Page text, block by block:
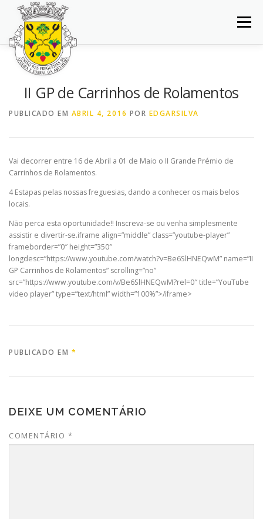
Saltar
conteúdo
Menu
INÍCIO JUNTA DE FREGUESIA
BALCÃO VIRTUAL NOTÍCIAS MAPA
II GP de Carrinhos de Rolamentos
PUBLICADO EM ABRIL 4, 2016 POR EDGARSILVA
Vai decorrer entre 16 de Abril a 01 de Maio o II Grande Prémio de
Carrinhos de Rolamentos.
4 Estapas pelas nossas freguesias, dando a conhecer os mais belos
locais.
Não perca esta oportunidade!! Inscreva-se ou venha simplesmente
assistir e divertir-se.iframe align=”middle” class=”youtube-player”
frameborder=”0″ height=”350″
longdesc=”https://www.youtube.com/watch?v=Be6SlHNEQwM” name=”II
GP Carrinhos de Rolamentos” scrolling=”no”
src=”https://www.youtube.com/v/Be6SlHNEQwM?rel=0″ title=”YouTube
video player” type=”text/html” width=”100%”>/iframe>
PUBLICADO EM *
DEIXE UM COMENTÁRIO
COMENTÁRIO *